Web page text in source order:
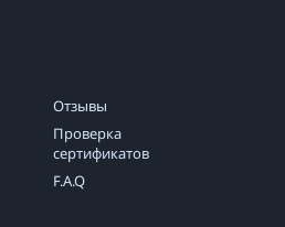
Отзывы
Проверка
сертификатов
F.A.Q